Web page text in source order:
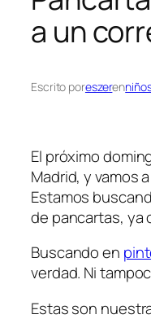
a un
Escrito poreszeren
El próximo
Madrid, y vamos
Estamos
de pancartas, ya
Buscando en
verdad. Ni
Estas son